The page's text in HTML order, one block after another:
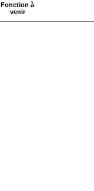
Fonction à
venir